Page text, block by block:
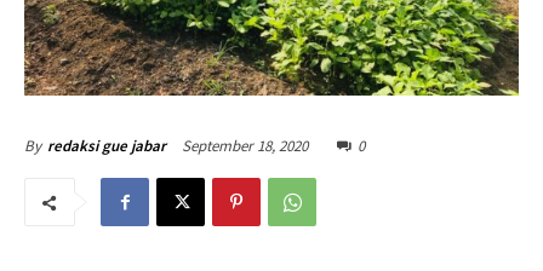
By redaksi gue jabar September 18, 2020 0